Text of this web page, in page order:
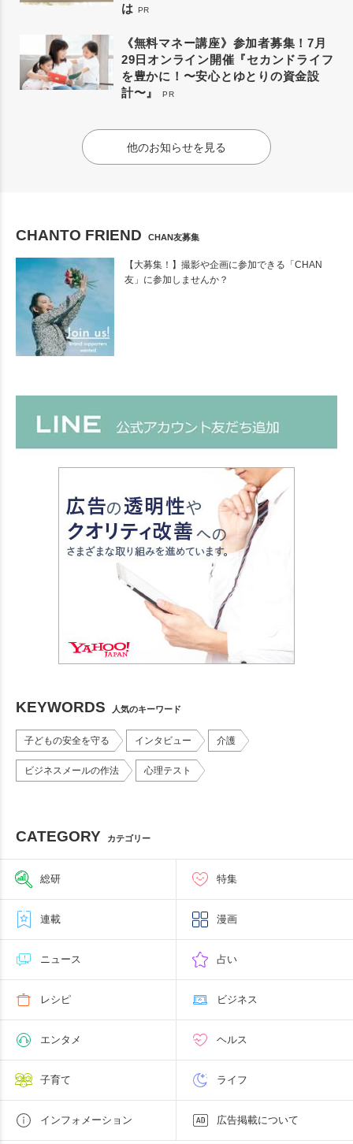
は PR
《無料マネー講座》参加者募集！7月
29日オンライン開催『セカンドライフ
を豊かに！〜安心とゆとりの資金設
計〜』
PR
他のお知らせを見る
CHANTO FRIEND CHAN友募集
【大募集！】撮影や企画に参加できる「CHAN
友」に参加しませんか？
KEYWORDS 人気のキーワード
子どもの安全を守る インタビュー 介護
ビジネスメールの作法 心理テスト
CATEGORY カテゴリー
総研 特集
連載 漫画
ニュース 占い
レシピ ビジネス
エンタメ ヘルス
子育て ライフ
インフォメーション 広告掲載について